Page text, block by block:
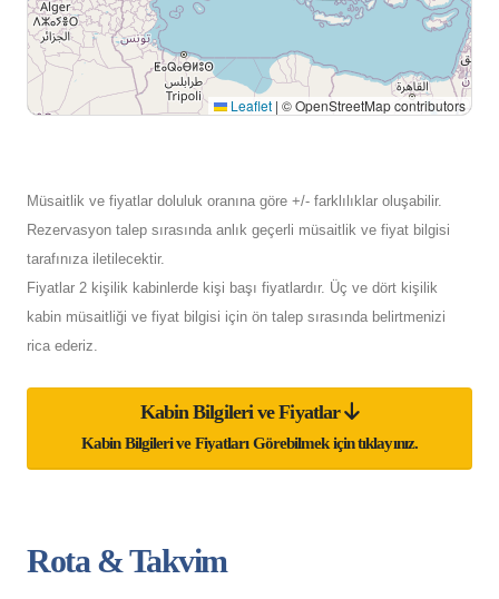
Leaflet | © OpenStreetMap contributors
Müsaitlik ve fiyatlar doluluk oranına göre +/- farklılıklar oluşabilir.
Rezervasyon talep sırasında anlık geçerli müsaitlik ve fiyat bilgisi
tarafınıza iletilecektir.
Fiyatlar 2 kişilik kabinlerde kişi başı fiyatlardır. Üç ve dört kişilik
kabin müsaitliği ve fiyat bilgisi için ön talep sırasında belirtmenizi
rica ederiz.
Kabin Bilgileri ve Fiyatlar
Kabin Bilgileri ve Fiyatları Görebilmek için tıklayınız.
Rota & Takvim